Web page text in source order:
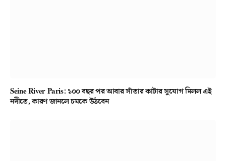
Seine River Paris: ১০০ বছর পর আবার সাঁতার কাটার সুযোগ মিলল এই
নদীতে, কারণ জানলে চমকে উঠবেন